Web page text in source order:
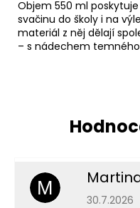
Objem 550 ml
svačinu do školy i na
materiál z něj dělají
– s nádechem
M
30.7.2026